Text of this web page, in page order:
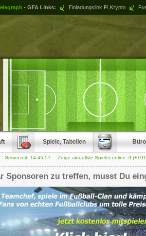
- GFA Links: Einladungslink PI Krypto
Spiele, Tabellen Büro
Serverzeit: 14:45:57 Zeige aktuellste Spieler online: 0
Sponsoren zu treffen, musst Du